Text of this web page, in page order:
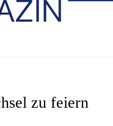
zu feiern